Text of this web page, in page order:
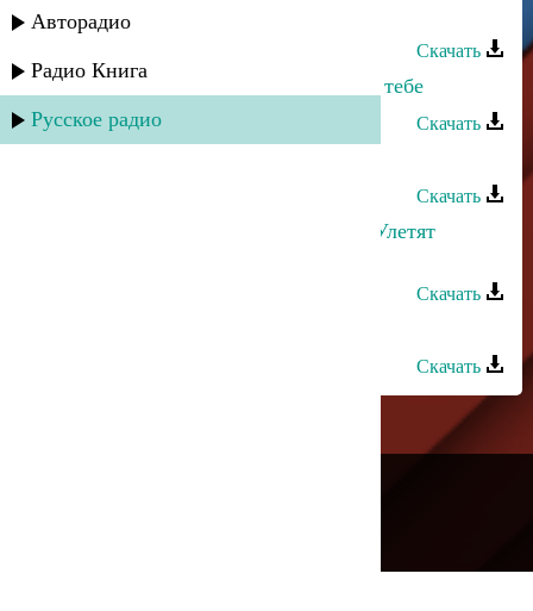
Авторадио
Радио Книга
Русское радио
Ренат Джамилов - Джамиля
Скачать
Альбина Казакмурзаева - Думаю о тебе
Скачать
Скачать
Руслан Гасанов и Лаура Алиева - Улетят
Скачать
Скачать